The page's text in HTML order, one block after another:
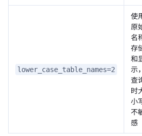
lower_case_table_names=2
使
原
名
存
和
示，
查
时
小
不
感